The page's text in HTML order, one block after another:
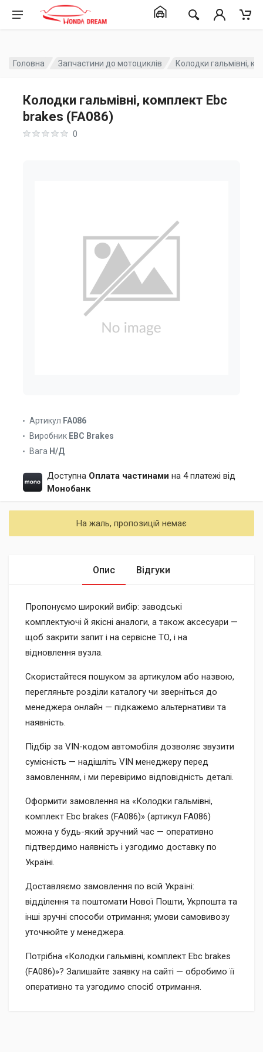
Головна Запчастини до мотоциклів Колодки гальмівні,
Колодки гальмівні, комплект Ebc
brakes (FA086)
0
Артикул FA086
Виробник EBC Brakes
Вага Н/Д
Доступна Оплата частинами на 4 платежі від
Монобанк
На жаль, пропозицій немає
Опис Відгуки
Пропонуємо широкий вибір: заводські
комплектуючі й якісні аналоги, а також аксесуари —
щоб закрити запит і на сервісне ТО, і на
відновлення вузла.
Скористайтеся пошуком за артикулом або назвою,
перегляньте розділи каталогу чи зверніться до
менеджера онлайн — підкажемо альтернативи та
наявність.
Підбір за VIN-кодом автомобіля дозволяє звузити
сумісність — надішліть VIN менеджеру перед
замовленням, і ми перевіримо відповідність деталі.
Оформити замовлення на «Колодки гальмівні,
комплект Ebc brakes (FA086)» (артикул FA086)
можна у будь-який зручний час — оперативно
підтвердимо наявність і узгодимо доставку по
Україні.
Доставляємо замовлення по всій Україні:
відділення та поштомати Нової Пошти, Укрпошта та
інші зручні способи отримання; умови самовивозу
уточнюйте у менеджера.
Потрібна «Колодки гальмівні, комплект Ebc brakes
(FA086)»? Залишайте заявку на сайті — обробимо її
оперативно та узгодимо спосіб отримання.